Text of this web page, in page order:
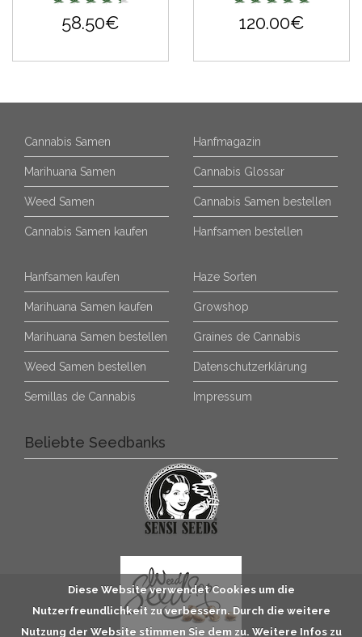
58.50€ 120.00€
Cannabis Samen
Marihuana Samen
Weed Samen
Cannabis Samen kaufen
Hanfmagazin
Cannabis Glossar
Cannabis Samen bestellen
Hanfsamen bestellen
Hanfsamen kaufen
Marihuana Samen kaufen
Marihuana Samen bestellen
Weed Samen bestellen
Semillas de Cannabis
Haze Sorten
Growshop
Graines de Cannabis
Datenschutzerklärung
Impressum
Beliebte Seedbanks
Diese Website verwendet Cookies um die
Nutzerfreundlichkeit zu verbessern. Durch die weitere
Nutzung der Website stimmen Sie dem zu. Weitere Infos zu